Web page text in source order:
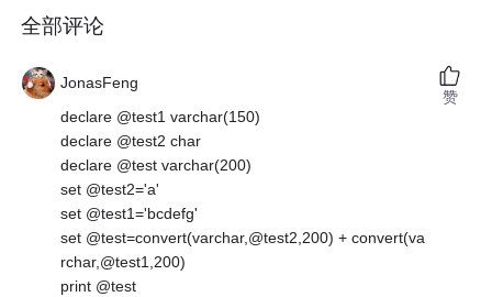
全部评论
JonasFeng
declare @test1 varchar(150)
declare @test2 char
declare @test varchar(200)
set @test2='a'
set @test1='bcdefg'
set @test=convert(varchar,@test2,200) + convert(va
rchar,@test1,200)
print @test
赞